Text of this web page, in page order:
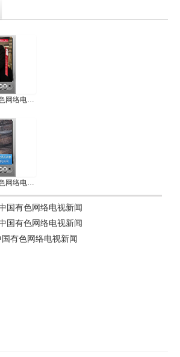
2026年3月24日中国有色网络电视新闻
2026年2月27日中国有色网络电视新闻
国有色网络电视新闻
国有色网络电视新闻
有色网络电视新闻